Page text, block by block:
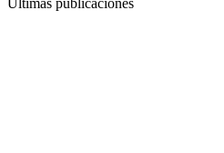
Últimas publicaciones